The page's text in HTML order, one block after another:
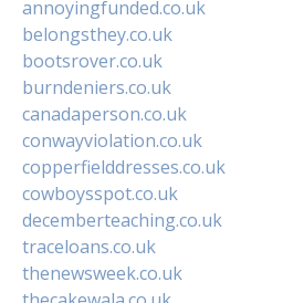
annoyingfunded.co.uk
belongsthey.co.uk
bootsrover.co.uk
burndeniers.co.uk
canadaperson.co.uk
conwayviolation.co.uk
copperfielddresses.co.uk
cowboysspot.co.uk
decemberteaching.co.uk
traceloans.co.uk
thenewsweek.co.uk